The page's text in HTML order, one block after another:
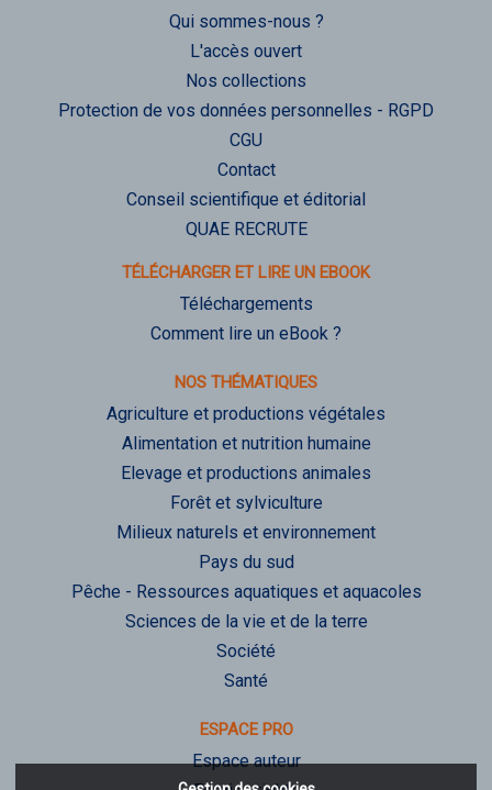
Qui sommes-nous ?
L'accès ouvert
Nos collections
Protection de vos données personnelles - RGPD
CGU
Contact
Conseil scientifique et éditorial
QUAE RECRUTE
TÉLÉCHARGER ET LIRE UN EBOOK
Téléchargements
Comment lire un eBook ?
NOS THÉMATIQUES
Agriculture et productions végétales
Alimentation et nutrition humaine
Elevage et productions animales
Forêt et sylviculture
Milieux naturels et environnement
Pays du sud
Pêche - Ressources aquatiques et aquacoles
Sciences de la vie et de la terre
Société
Santé
ESPACE PRO
Espace auteur